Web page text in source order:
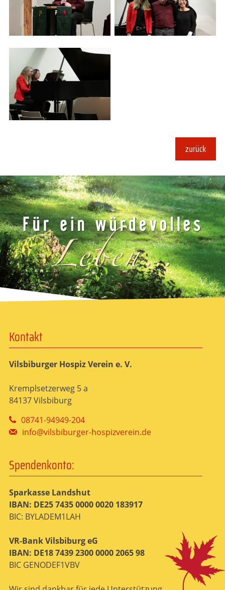
zurück
Kontakt
Vilsbiburger Hospiz Verein e. V.
Kremplsetzerweg 5 a
84137 Vilsbiburg
08741-94949-204
info@vilsbiburger-hospizverein.de
Spendenkonto:
Sparkasse Landshut
IBAN: DE25 7435 0000 0020 183917
BIC: BYLADEM1LAH
VR-Bank Vilsbiburg eG
IBAN: DE18 7439 2300 0000 2065 98
BIC GENODEF1VBV